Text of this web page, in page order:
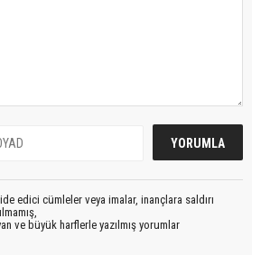
edici cümleler veya imalar, inançlara saldırı
ve büyük harflerle yazılmış yorumlar